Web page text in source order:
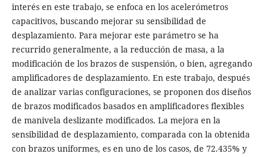
interés en este trabajo, se enfoca en los acelerómetros
capacitivos, buscando mejorar su sensibilidad de
desplazamiento. Para mejorar este parámetro se ha
recurrido generalmente, a la reducción de masa, a la
modificación de los brazos de suspensión, o bien, agregando
amplificadores de desplazamiento. En este trabajo, después
de analizar varias configuraciones, se proponen dos diseños
de brazos modificados basados en amplificadores flexibles
de manivela deslizante modificados. La mejora en la
sensibilidad de desplazamiento, comparada con la obtenida
con brazos uniformes, es en uno de los casos, de 72.435% y